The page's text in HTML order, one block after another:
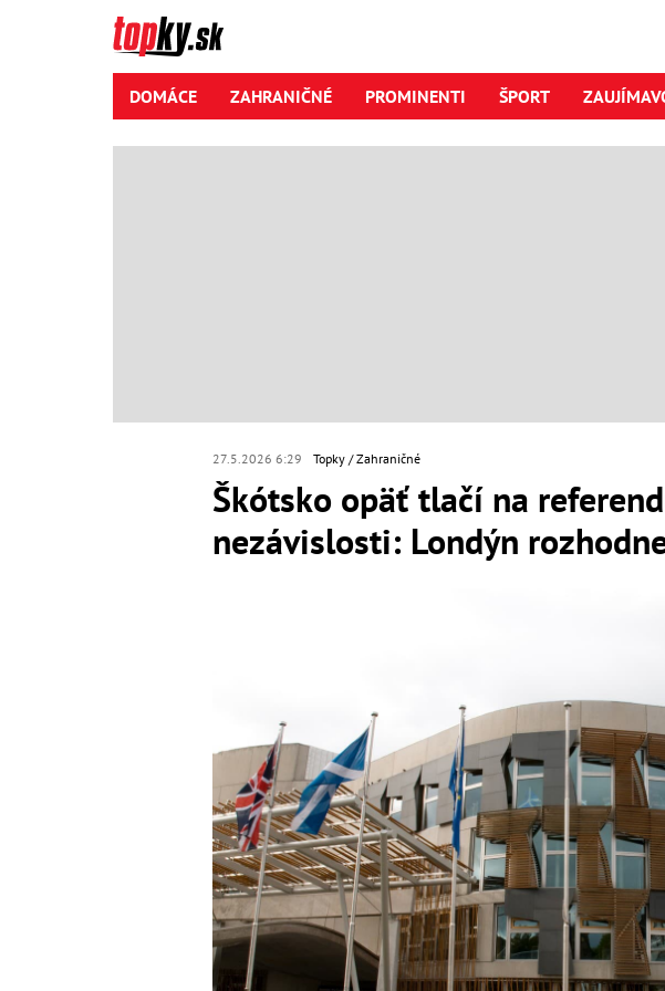
DOMÁCE ZAHRANIČNÉ PROMINENTI ŠPORT
27.5.2026 6:29 Topky Zahraničné
Škótsko opäť tlačí na
nezávislosti: Londýn